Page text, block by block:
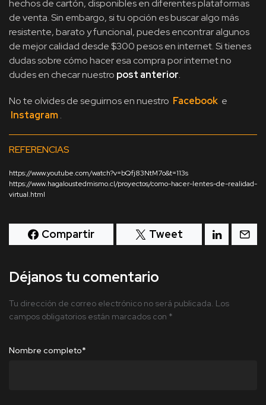
hechos de cartón, disponibles en diferentes plataformas
de venta. Sin embargo, si tu opción es buscar algo más
resistente, barato y funcional, puedes encontrar algunos
de mejor calidad desde $300 pesos en internet. Si tienes
dudas sobre cómo hacer esa compra por internet no
dudes en checar nuestro post anterior.
No te olvides de seguirnos en nuestro Facebook e
Instagram.
REFERENCIAS
https://www.youtube.com/watch?v=bQfj83NtM7o&t=113s
https://www.hagaloustedmismo.cl/proyectos/como-hacer-lentes-de-realidad-
virtual.html
Compartir Tweet
Déjanos tu comentario
Tu dirección de correo electrónico no será publicada. Los
campos obligatorios están marcados con *
Nombre completo*